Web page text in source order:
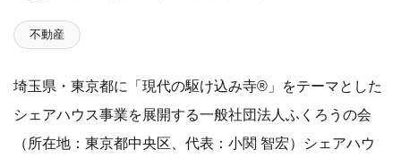
不動産
埼玉県・東京都に「現代の駆け込み寺®」をテーマとした
シェアハウス事業を展開する一般社団法人ふくろうの会
（所在地：東京都中央区、代表：小関 智宏）シェアハウ